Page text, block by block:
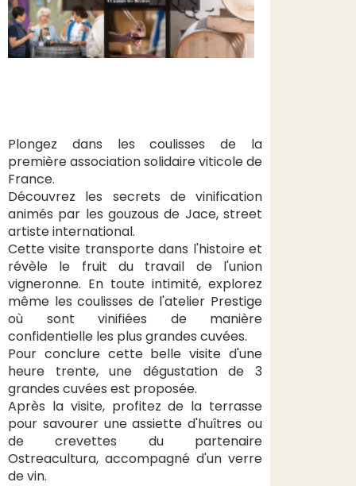
Plongez dans les coulisses de la
première association solidaire viticole de
France.
Découvrez les secrets de vinification
animés par les gouzous de Jace, street
artiste international.
Cette visite transporte dans l'histoire et
révèle le fruit du travail de l'union
vigneronne. En toute intimité, explorez
même les coulisses de l'atelier Prestige
où sont vinifiées de manière
confidentielle les plus grandes cuvées.
Pour conclure cette belle visite d'une
heure trente, une dégustation de 3
grandes cuvées est proposée.
Après la visite, profitez de la terrasse
pour savourer une assiette d'huîtres ou
de crevettes du partenaire
Ostreacultura, accompagné d'un verre
de vin.